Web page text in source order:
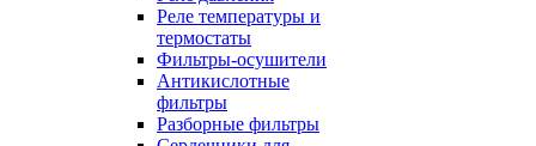
Реле температуры и
термостаты
Фильтры-осушители
Антикислотные
фильтры
Разборные фильтры